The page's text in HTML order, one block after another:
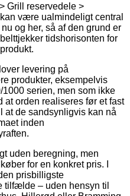
Grill reservedele >
være ualmindeligt central
og her, så af den grund er
tidshorisonten for
levering på
produkter, eksempelvis
serien, men som ikke
at orden realiseres før et fast
at de sandsynligvis kan nå
inden
uden beregning, men
for en konkret pris. I
prisbilligste
tilfælde – uden hensyn til